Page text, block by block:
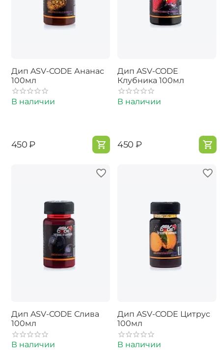
Дип ASV-CODE Ананас
100мл
В наличии
‍450‍ ₽
Дип ASV-CODE
Клубника 100мл
В наличии
‍450‍ ₽
Дип ASV-CODE Слива
100мл
В наличии
Дип ASV-CODE Цитрус
100мл
В наличии